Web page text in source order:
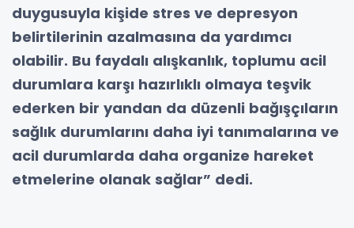
duygusuyla kişide stres ve depresyon
belirtilerinin azalmasına da yardımcı
olabilir. Bu faydalı alışkanlık, toplumu acil
durumlara karşı hazırlıklı olmaya teşvik
ederken bir yandan da düzenli bağışçıların
sağlık durumlarını daha iyi tanımalarına ve
acil durumlarda daha organize hareket
etmelerine olanak sağlar” dedi.